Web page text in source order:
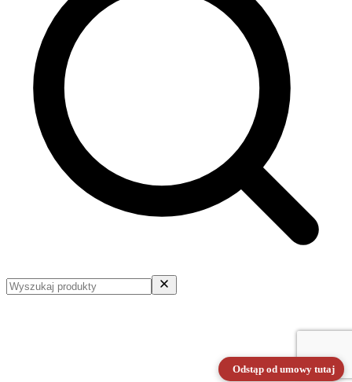
Odstąp od umowy tutaj